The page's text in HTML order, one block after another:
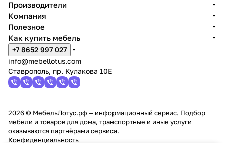
Производители
Компания
Полезное
Как купить мебель
+7 8652 997 027
info@mebellotus.com
Ставрополь, пр. Кулакова 10Е
2026 © МебельЛотус.рф — информационный сервис. Подбор
мебели и товаров для дома, транспортные и иные услуги
оказываются партнёрами сервиса.
Конфиденциальность